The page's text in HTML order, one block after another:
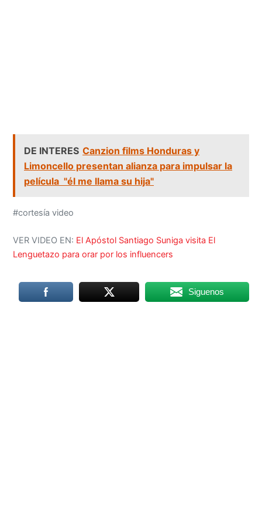
DE INTERES Canzion films Honduras y
Limoncello presentan alianza para impulsar la
película "él me llama su hija"
#cortesía video
VER VIDEO EN: El Apóstol Santiago Suniga visita El
Lenguetazo para orar por los influencers
Siguenos